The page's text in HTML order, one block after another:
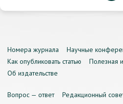
Номера журнала Научные
Как опубликовать статью
Полезная
Об издательстве
Вопрос — ответ Редакционный